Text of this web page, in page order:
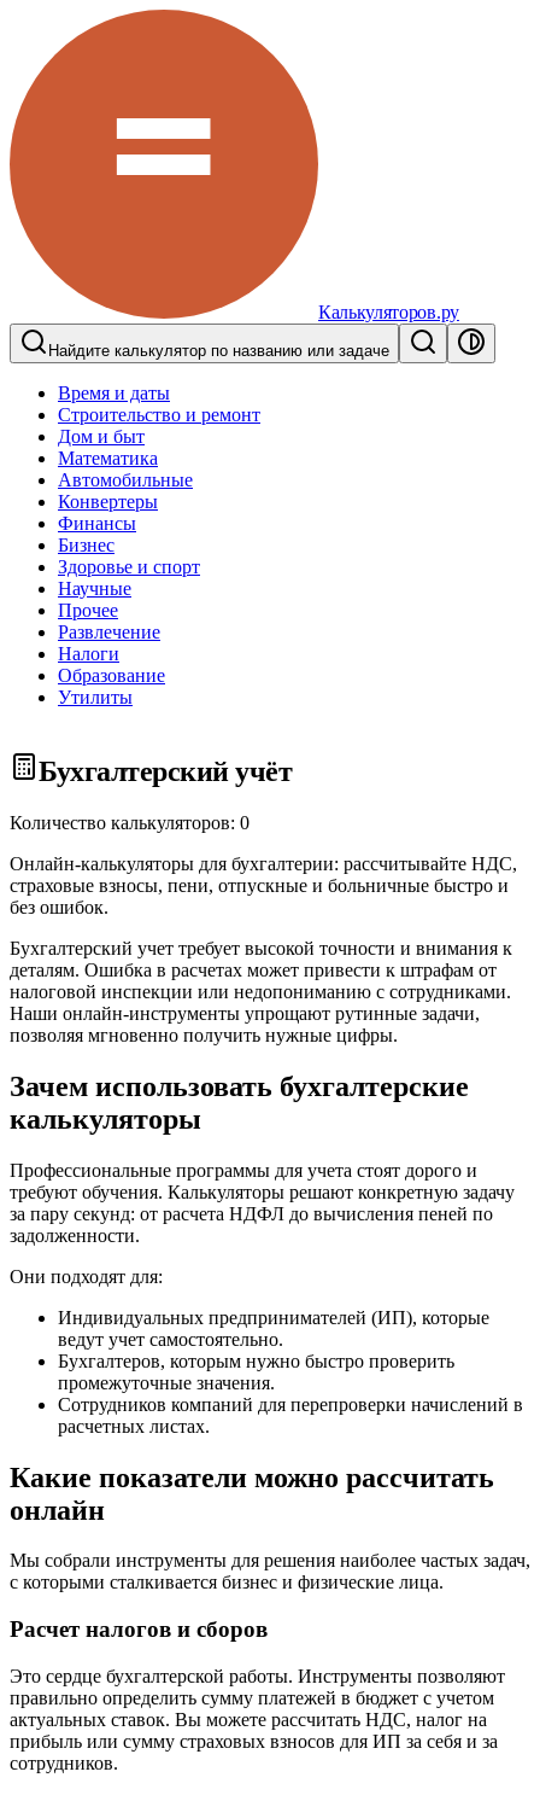
Калькуляторов.ру
Найдите калькулятор по названию или задаче
Время и даты
Строительство и ремонт
Дом и быт
Математика
Автомобильные
Конвертеры
Финансы
Бизнес
Здоровье и спорт
Научные
Прочее
Развлечение
Налоги
Образование
Утилиты
Бухгалтерский учёт
Количество калькуляторов: 0
Онлайн-калькуляторы для бухгалтерии: рассчитывайте НДС,
страховые взносы, пени, отпускные и больничные быстро и
без ошибок.
Бухгалтерский учет требует высокой точности и внимания к
деталям. Ошибка в расчетах может привести к штрафам от
налоговой инспекции или недопониманию с сотрудниками.
Наши онлайн-инструменты упрощают рутинные задачи,
позволяя мгновенно получить нужные цифры.
Зачем использовать бухгалтерские
калькуляторы
Профессиональные программы для учета стоят дорого и
требуют обучения. Калькуляторы решают конкретную задачу
за пару секунд: от расчета НДФЛ до вычисления пеней по
задолженности.
Они подходят для:
Индивидуальных предпринимателей (ИП), которые
ведут учет самостоятельно.
Бухгалтеров, которым нужно быстро проверить
промежуточные значения.
Сотрудников компаний для перепроверки начислений в
расчетных листах.
Какие показатели можно рассчитать
онлайн
Мы собрали инструменты для решения наиболее частых задач,
с которыми сталкивается бизнес и физические лица.
Расчет налогов и сборов
Это сердце бухгалтерской работы. Инструменты позволяют
правильно определить сумму платежей в бюджет с учетом
актуальных ставок. Вы можете рассчитать НДС, налог на
прибыль или сумму страховых взносов для ИП за себя и за
сотрудников.